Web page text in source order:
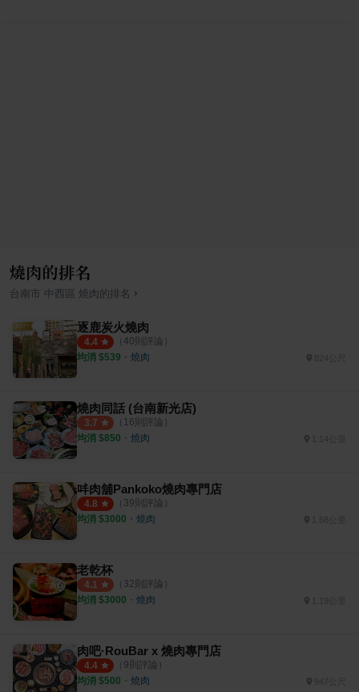
燒肉的排名
台南市 中西區 燒肉的排名 ›
逐鹿炭火燒肉
4.4 （ 40則評論）
均消 $539 ・ 燒肉 824公尺
燒肉同話 (台南新光店)
3.7 （ 16則評論）
均消 $850 ・ 燒肉 1.14公里
㕩肉舖Pankoko燒肉專門店
4.8 （ 39則評論）
均消 $3000 ・ 燒肉
老乾杯
4.1 （ 32則評論）
均消 $3000 ・ 燒肉
肉吧·RouBar x 燒肉專門店
4.4 （ 9則評論）
均消 $500 ・ 燒肉 947公尺